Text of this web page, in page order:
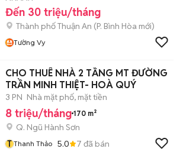
Đến 30 triệu/tháng
Thành phố Thuận An (P. Bình Hòa mới)
Tường Vy
CHO THUÊ NHÀ 2 TẦNG MT ĐƯỜNG
TRẦN MINH THIỆT- HOÀ QUÝ
3 PN Nhà mặt phố, mặt tiền
8 triệu/tháng 170 m²
Q. Ngũ Hành Sơn
T Thanh Thảo 5.0 7 đã bán